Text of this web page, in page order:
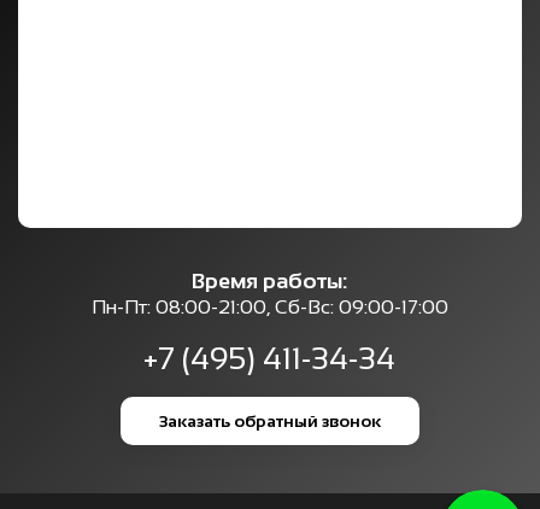
Время работы:
Пн-Пт: 08:00-21:00, Сб-Вс: 09:00-17:00
+7 (495) 411-34-34
Заказать обратный звонок